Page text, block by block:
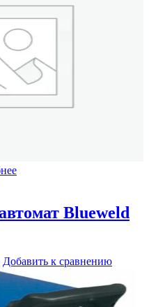
Blueweld
Добавить к сравнению